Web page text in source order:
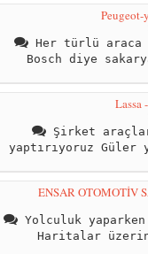
Peugeot-
Her türlü araca
Bosch diye
Lassa
Şirket
yaptırıyoruz
ENSAR OTOMOTİV
Yolculuk
Haritalar